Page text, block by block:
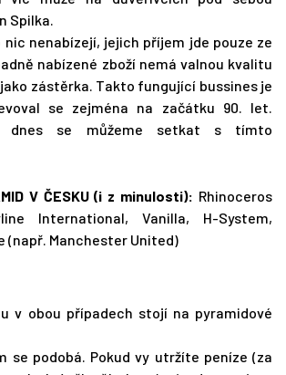
Spilka.
nenabízejí, jejich příjem jde pouze ze
nabízené zboží nemá valnou kvalitu
zástěrka. Takto fungující bussines je
se zejména na začátku 90. let.
dnes se můžeme setkat s tímto
V ČESKU (i z minulosti): Rhinoceros
International, Vanilla, H-System,
(např. Manchester United)
v obou případech stojí na pyramidové
se podobá. Pokud vy utržíte peníze (za